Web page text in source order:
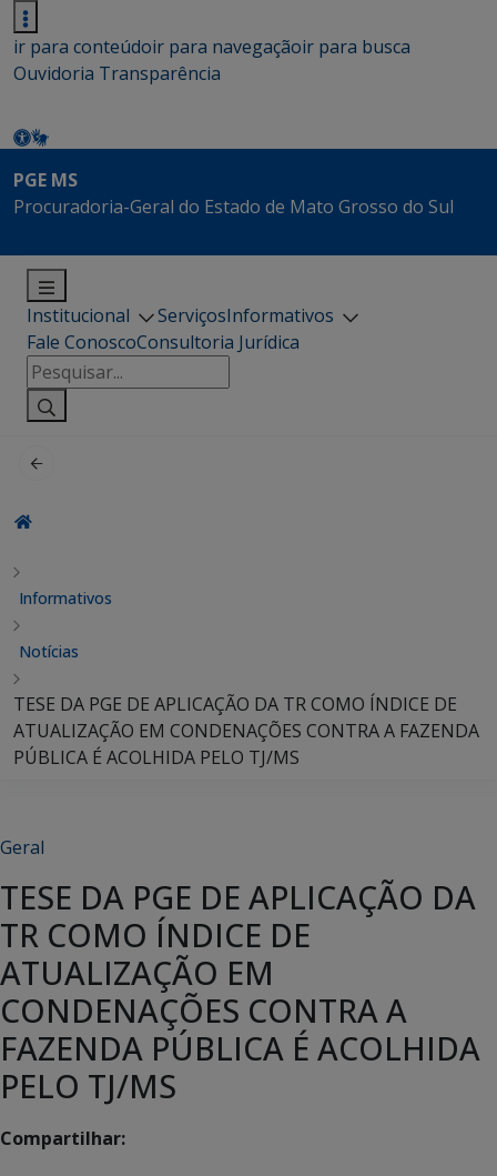
ir para conteúdoir para navegaçãoir para busca
Ouvidoria Transparência
PGE MS
Procuradoria-Geral do Estado de Mato Grosso do Sul
Institucional ServiçosInformativos
Fale ConoscoConsultoria Jurídica
Pesquisar
por:
Informativos
Notícias
TESE DA PGE DE APLICAÇÃO DA TR COMO ÍNDICE DE
ATUALIZAÇÃO EM CONDENAÇÕES CONTRA A FAZENDA
PÚBLICA É ACOLHIDA PELO TJ/MS
Geral
TESE DA PGE DE APLICAÇÃO DA
TR COMO ÍNDICE DE
ATUALIZAÇÃO EM
CONDENAÇÕES CONTRA A
FAZENDA PÚBLICA É ACOLHIDA
PELO TJ/MS
Compartilhar: